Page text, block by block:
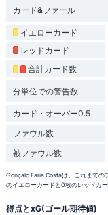
カード&ファール
イエローカード
レッドカード
合計カード数
分単位での警告数
カード・オーバー0.5
ファウル数
被ファウル数
Gonçalo Faria Costaは、これまで
のイエローカードと0枚のレッドカ
得点とxG(ゴール期待値)